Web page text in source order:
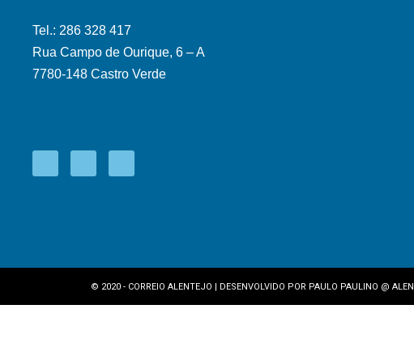
Tel.: 286 328 417
Rua Campo de Ourique, 6 – A
7780-148 Castro Verde
© 2020 - CORREIO ALENTEJO | DESENVOLVIDO POR PAULO PAULINO @